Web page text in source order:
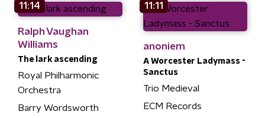
11:14
Ralph Vaughan
Williams
The lark ascending
Royal Philharmonic
Orchestra
Barry Wordsworth
11:11
anoniem
A Worcester Ladymass -
Sanctus
Trio Medieval
ECM Records